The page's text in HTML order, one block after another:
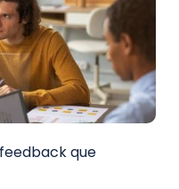
que